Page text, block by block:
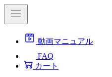
動画マニュアル
FAQ
カート